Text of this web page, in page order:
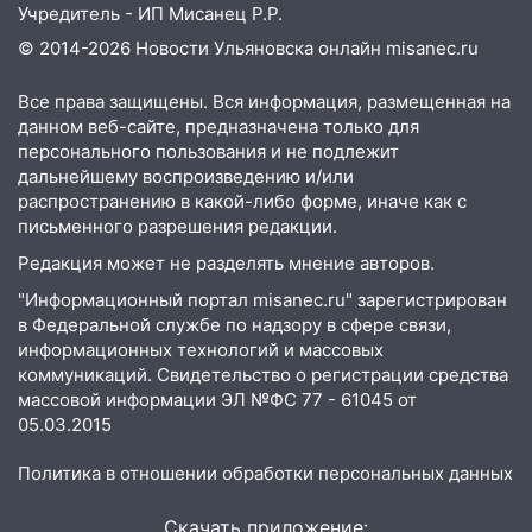
будут судить за неуплату налогов на 48
млн рублей
08:22 Подросток на питбайке сбил
велосипедистку: пострадали двое
07:20 Жара возвращается: ожидается
знойный и сухой четверг
06:00 Под Ульяновском при развороте
пострадал 38-летний водитель
иномарки
05:00 «Каждая пятая женщина и каждый
второй мужчина в мире сталкиваются с
алопецией»: врач рассказал, чем может
быть вызвано облысение и как с этим
справиться
03:30
Гороскоп на 7 августа: пятница
Учредитель - ИП Мисанец Р.Р.
© 2014-2026 Новости Ульяновска онлайн misanec.ru
Все права защищены. Вся информация, размещенная на
данном веб-сайте, предназначена только для
персонального пользования и не подлежит
дальнейшему воспроизведению и/или
распространению в какой-либо форме, иначе как с
письменного разрешения редакции.
Редакция может не разделять мнение авторов.
"Информационный портал misanec.ru" зарегистрирован
в Федеральной службе по надзору в сфере связи,
информационных технологий и массовых
коммуникаций. Свидетельство о регистрации средства
массовой информации ЭЛ №ФС 77 - 61045 от
05.03.2015
Политика в отношении обработки персональных данных